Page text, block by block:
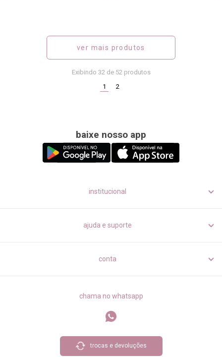
ver mais produtos
Exibindo 32de 52 produtos
1 (current)
2
baixe nosso app
institucional
ajuda e suporte
conta
chama no whatsapp
trocas e devoluções